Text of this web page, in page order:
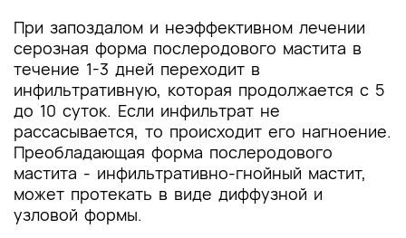
При запоздалом и неэффективном лечении
серозная форма послеродового мастита в
течение 1-3 дней переходит в
инфильтративную, которая продолжается с 5
до 10 суток. Если инфильтрат не
рассасывается, то происходит его нагноение.
Преобладающая форма послеродового
мастита - инфильтративно-гнойный мастит,
может протекать в виде диффузной и
узловой формы.